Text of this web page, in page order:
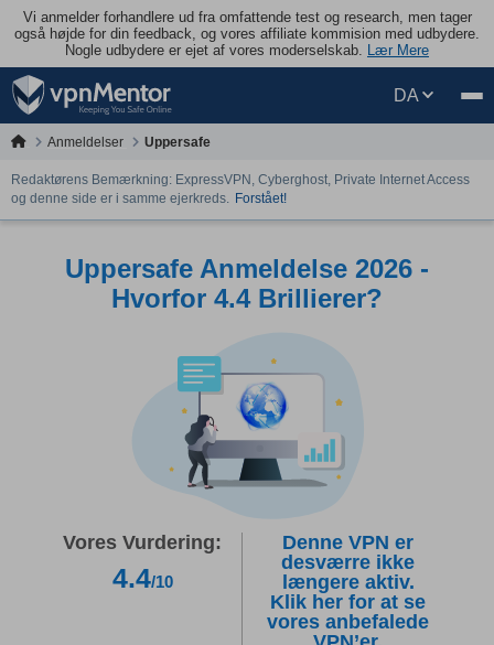
Vi anmelder forhandlere ud fra omfattende test og research, men tager
også højde for din feedback, og vores affiliate kommision med udbydere.
Nogle udbydere er ejet af vores moderselskab. Lær Mere
DA
Anmeldelser Uppersafe
Redaktørens Bemærkning: ExpressVPN, Cyberghost, Private Internet Access
og denne side er i samme ejerkreds. Forstået!
Uppersafe Anmeldelse 2026 -
Hvorfor 4.4 Brillierer?
Vores Vurdering:
4.4/10
Denne VPN er
desværre ikke
længere aktiv.
Klik her for at se
vores anbefalede